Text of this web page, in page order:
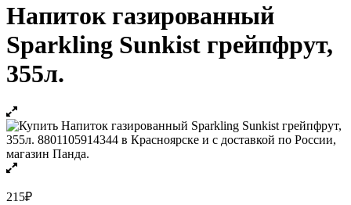
Напиток газированный
Sparkling Sunkist грейпфрут,
355л.
215₽